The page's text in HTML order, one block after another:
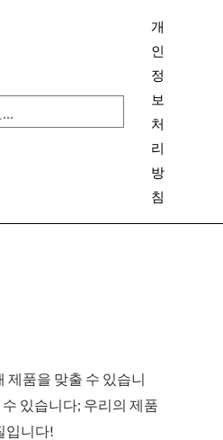
개
인
정
보
처
리
방
침
제품을 맞출 수 있습니
있습니다; 우리의 제품
입니다!